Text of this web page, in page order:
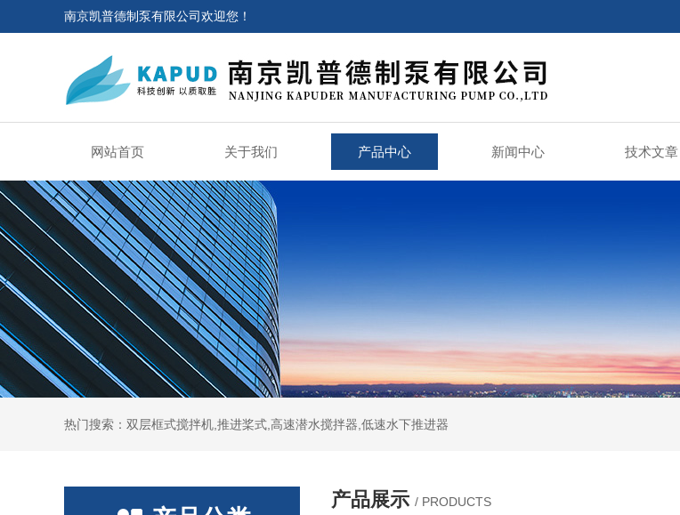
南京凯普德制泵有限公司欢迎您！
网站首页 关于我们 产品中心 新闻中心 技术文章
热门搜索：双层框式搅拌机,推进桨式,高速潜水搅拌器,低速水下推进器
产品展示 / PRODUCTS